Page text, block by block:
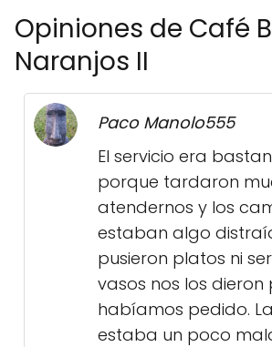
Opiniones de Café
Naranjos II
Paco Manolo555
El servicio era
porque tardaron
atendernos y los
estaban algo
pusieron platos ni
vasos nos los dieron
habíamos pedido.
estaba un poco